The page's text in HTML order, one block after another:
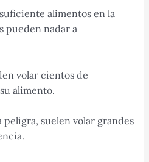
alimentos en la
pueden nadar a
volar cientos de
alimento.
suelen volar grandes